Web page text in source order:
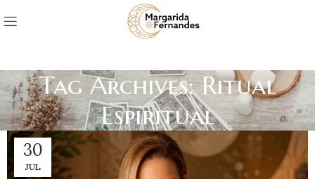
Tag Archives: Ritual
Espiritual
30
JUL